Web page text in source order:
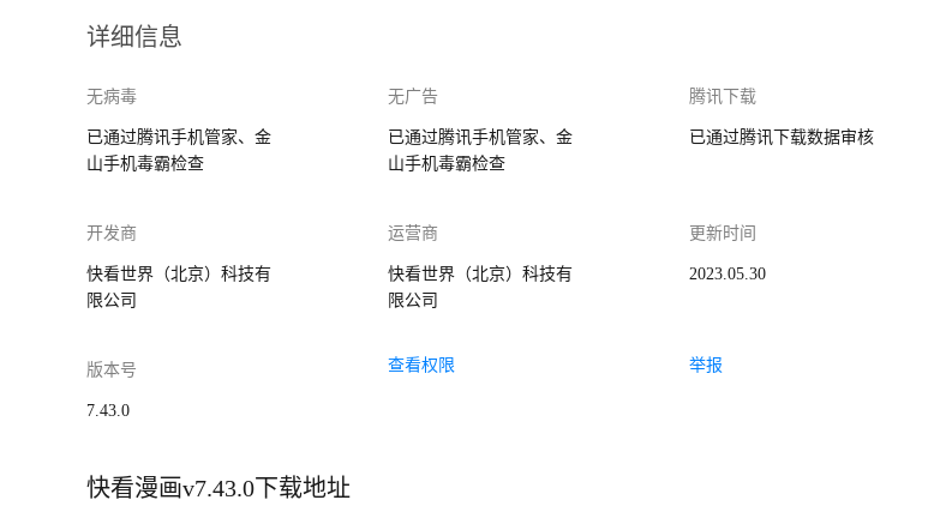
详细信息
无病毒
已通过腾讯手机管家、金
山手机毒霸检查
无广告
已通过腾讯手机管家、金
山手机毒霸检查
腾讯下载
已通过腾讯下载数据审核
开发商
快看世界（北京）科技有
限公司
运营商
快看世界（北京）科技有
限公司
更新时间
2023.05.30
版本号
7.43.0
查看权限 举报
快看漫画v7.43.0下载地址